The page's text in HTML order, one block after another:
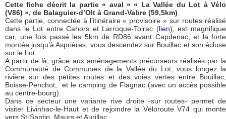
Cette fiche décrit la partie « aval » « La Vallée du Lot à Vélo
(V86) », de Balaguier-d’Olt à Grand-Vabre (59,5km)
Cette partie, connectée à l’itinéraire « provisoire » sur routes réalisé
dans le Lot entre Cahors et Larroque-Toirac (lien), est magnifique
car, une fois passé les 5km de RD86 avant Capdenac, et la forte
montée jusqu’à Asprières, vous descendez sur Bouillac et son écluse
sur le Lot.
A partir de là, grâce aux aménagements précurseurs réalisés par la
Communauté de Communes de la Vallée du Lot, vous longez la
rivière sur des petites routes et des voies vertes entre Bouillac,
Boisse-Penchot, et le camping de Flagnac (avec un accès possible
au centre-bourg).
Dans ce secteur une variante rive droite -sur routes- permet de
visiter Livinhac-le-Haut et de rejoindre la Véloroute V74 qui monte
vers St-Santin, Maurs et Aurillac.